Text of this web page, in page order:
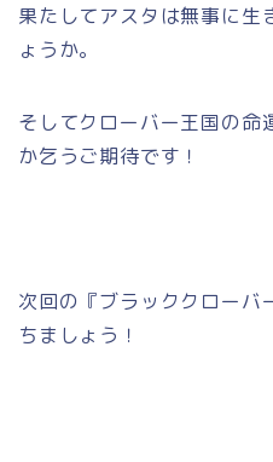
果たしてアスタは無事に生
ょうか。
そしてクローバー王国の命
か乞うご期待です！
次回の『ブラッククロー
ちましょう！